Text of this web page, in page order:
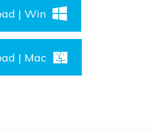
| Win
| Mac